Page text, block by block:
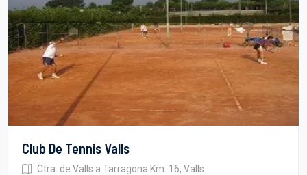
Club De Tennis Valls
Ctra. de Valls a Tarragona Km. 16, Valls